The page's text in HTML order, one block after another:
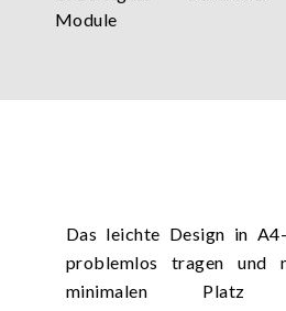
Das leichte Design in
problemlos tragen und
minimalen